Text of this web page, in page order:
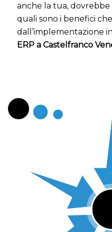
anche la tua, dovrebbe
quali sono i benefici
dall’implementazione
ERP a Castelfranco